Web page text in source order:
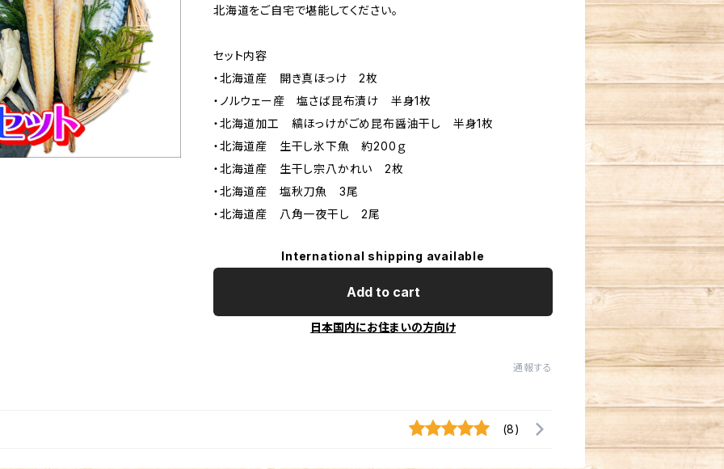
北海道をご自宅で堪能してください。
セット内容
・北海道産 開き真ほっけ 2枚
・ノルウェー産 塩さば昆布漬け 半身1枚
・北海道加工 縞ほっけがごめ昆布醤油干し 半身1枚
・北海道産 生干し氷下魚 約200ｇ
・北海道産 生干し宗八かれい 2枚
・北海道産 塩秋刀魚 3尾
・北海道産 八角一夜干し 2尾
International shipping available
Add to cart
日本国内にお住まいの方向け
通報する
(8)